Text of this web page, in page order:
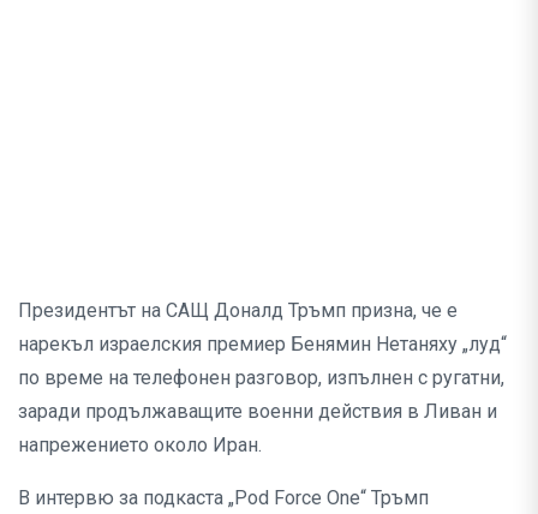
Президентът на САЩ Доналд Тръмп призна, че е
нарекъл израелския премиер Бенямин Нетаняху „луд“
по време на телефонен разговор, изпълнен с ругатни,
заради продължаващите военни действия в Ливан и
напрежението около Иран.
В интервю за подкаста „Pod Force One“ Тръмп